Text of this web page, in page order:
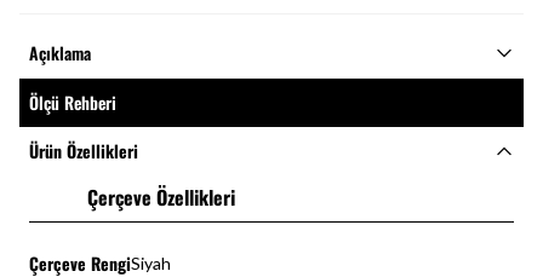
Açıklama
Ölçü Rehberi
Ürün Özellikleri
Çerçeve Özellikleri
Çerçeve RengiSiyah